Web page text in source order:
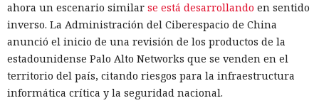
ahora un escenario similar se está desarrollando en sentido
inverso. La Administración del Ciberespacio de China
anunció el inicio de una revisión de los productos de la
estadounidense Palo Alto Networks que se venden en el
territorio del país, citando riesgos para la infraestructura
informática crítica y la seguridad nacional.